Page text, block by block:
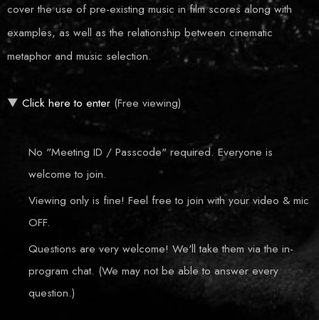
cover the use of pre-existing music in film scores along with
examples, as well as the relationship between cinematic
metaphor and music selection.
▼ Click here to enter (Free viewing)
No "Meeting ID / Passcode" required. Everyone is
welcome to join.
Viewing only is fine! Feel free to join with your video & mic
OFF.
Questions are very welcome! We'll take them via the in-
program chat. (We may not be able to answer every
question.)